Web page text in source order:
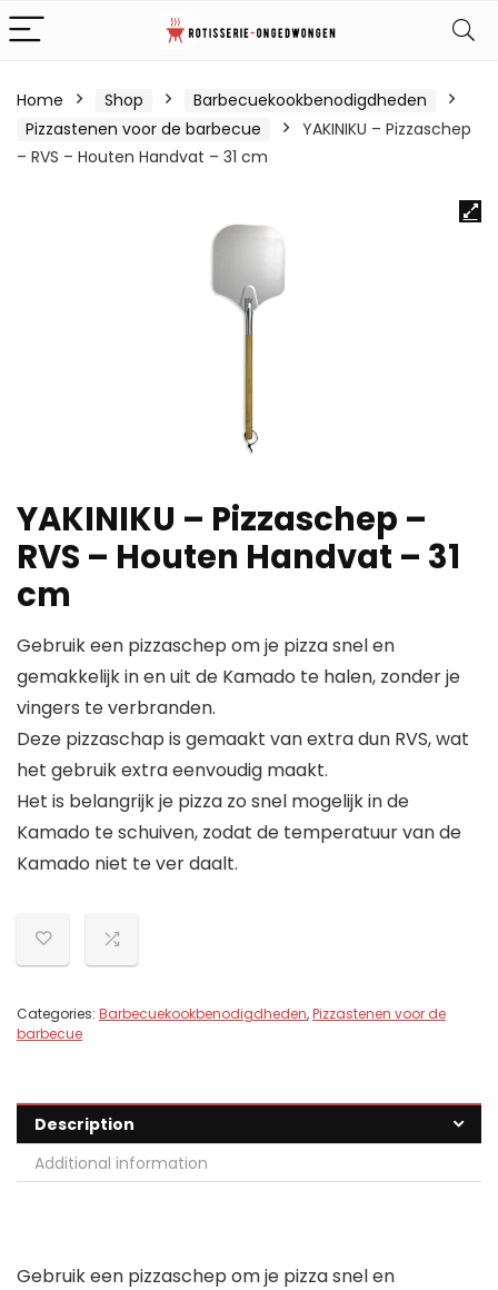
Home Shop
Barbecuekookbenodigdheden
Pizzastenen voor de barbecue
YAKINIKU – Pizzaschep
– RVS – Houten Handvat – 31 cm
YAKINIKU – Pizzaschep –
RVS – Houten Handvat – 31
cm
Gebruik een pizzaschep om je pizza snel en
gemakkelijk in en uit de Kamado te halen, zonder je
vingers te verbranden.
Deze pizzaschap is gemaakt van extra dun RVS, wat
het gebruik extra eenvoudig maakt.
Het is belangrijk je pizza zo snel mogelijk in de
Kamado te schuiven, zodat de temperatuur van de
Kamado niet te ver daalt.
Categories: Barbecuekookbenodigdheden,Pizzastenen voor de
barbecue
Description
Additional information
Gebruik een pizzaschep om je pizza snel en